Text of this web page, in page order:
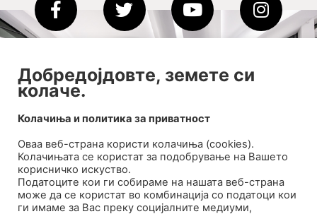
2020-09-01_argument!
Filharmonija
Добредојдовте, земете си
колаче.
Колачиња и политика за приватност
Оваа веб-странa користи колачиња (cookies).
Колачињата се користат за подобрување на Вашето
корисничко искуство.
Податоците кои ги собираме на нашата веб-страна
може да се користат во комбинација со податоци кои
ги имаме за Вас преку социјалните медиуми,